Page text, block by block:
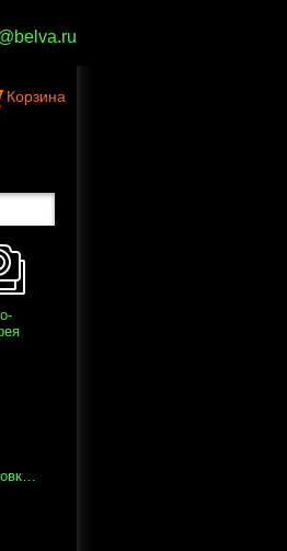
Корзина
Bозможность установки двух инфузионных стоек, дополнителных принадлежностей, Центрально-блокирующиеся колеса диаметром 75 мм